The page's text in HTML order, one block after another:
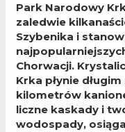
Park Narodowy
zaledwie
Szybenika i
Chorwacji.
Krka płynie
kilometrów
liczne kaskady i
wodospady,